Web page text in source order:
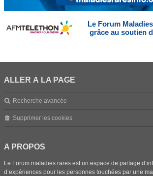
Le Forum
grâce au soutien
ALLER À LA PAGE
Recherche avancée
Supprimer les cookies
A PROPOS
Le Forum maladies rares est un espace de partage
d’expériences pour les personnes touchées par une